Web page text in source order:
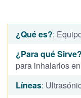
¿Qué es?:
¿Para qué Sirve?
para inhalarlos
Líneas: